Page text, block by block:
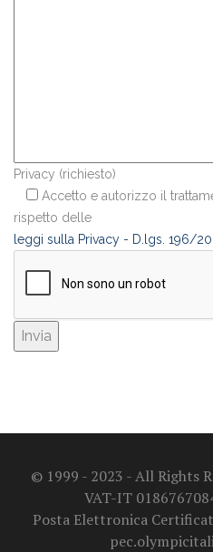
Privacy (richiesto)
Accetto e autorizzo il
rispetto delle
leggi sulla Privacy - D.lgs. 196/
© 1999 - 2023 - All Rights
VAT-IT
Posta Elettronica